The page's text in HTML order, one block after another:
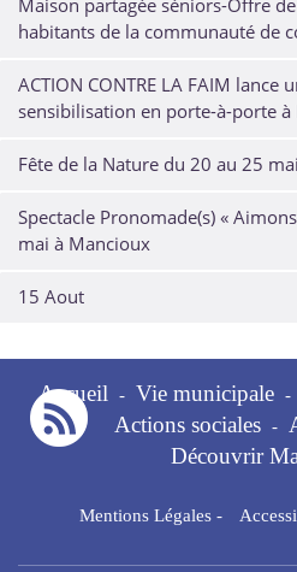
Maison partagée séniors-Offre
habitants de la communauté de
ACTION CONTRE LA FAIM lance
sensibilisation en porte-à-porte à
Fête de la Nature du 20 au 25
Spectacle Pronomade(s) «
mai à Mancioux
15 Aout
Accueil - Vie municipale -
Actions sociales -
Découvrir
Mentions Légales-